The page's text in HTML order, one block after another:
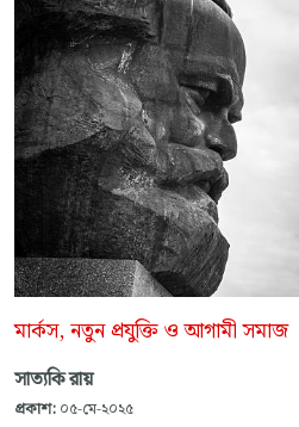
মার্কস, নতুন প্রযুক্তি ও আগামী সমাজ
সাত্যকি রায়
প্রকাশ: ০৫-মে-২০২৫